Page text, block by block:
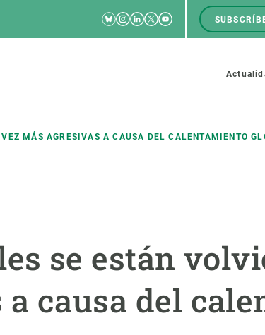
RRSS
Bluesky
Instagram
Linkedin
TwitterYoutube
top
MÁS AGRESIVAS A CAUSA DEL CALENTAMIENTO
se están
causa del
Soluciones
Política y gestión
Estrategia de
Pide tu MSCA-